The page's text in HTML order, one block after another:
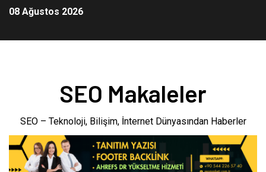
08 Ağustos 2026
SEO Makaleler
SEO – Teknoloji, Bilişim, İnternet Dünyasından Haberler